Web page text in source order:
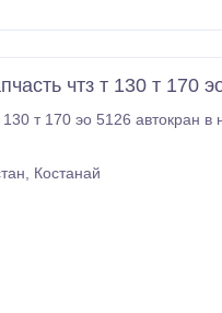
чтз т 130 т 170
т 170 эо 5126 автокран
Костанай